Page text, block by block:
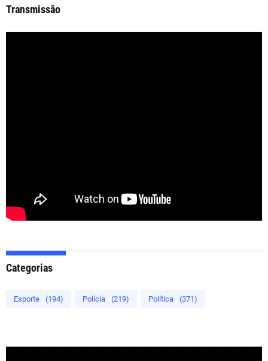
Transmissão
Categorias
Esporte (194) Polícia (219) Política (371)